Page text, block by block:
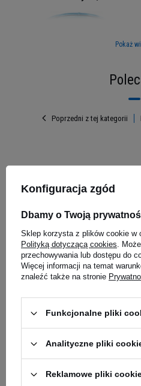
DZIK ENERGY to
kalorii i cukru,
puszka zapewnia
formuła wzbogacona
dostarcza cennych
wspierających
organizmu. Produkt
DZIK, która dba o
Pokaż
Poprzedni z tej kategorii
Rubber
MEX SPORT - Fit
34,89 zł
Kup teraz -wysyłka w
Zapytaj o
Konfiguracja zgód
Dbamy o Twoją
Sklep korzysta z plików cookie w
Polityką dotyczącą cookies.
przechowywania lub dostępu do
Więcej informacji na temat
znaleźć także na stronie
Funkcjonalne pliki
Analityczne pliki
Reklamowe pliki